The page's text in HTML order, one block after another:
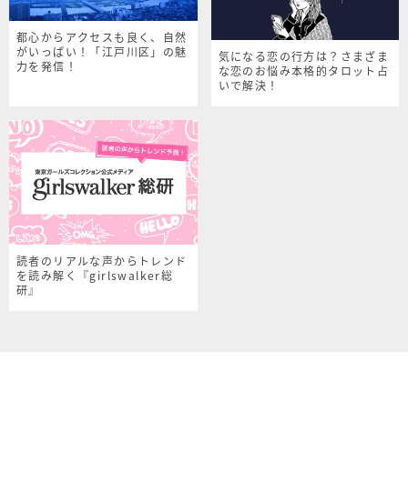
都心からアクセスも良く、自然
がいっぱい！「江戸川区」の魅
力を発信！
気になる恋の行方は？さまざま
な恋のお悩み本格的タロット占
いで解決！
読者のリアルな声からトレンド
を読み解く『girlswalker総
研』